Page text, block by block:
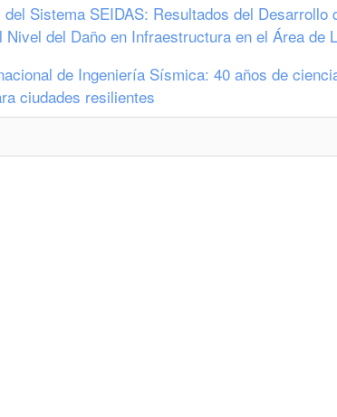
Sistema SEIDAS: Resultados del Desarrollo
del Daño en Infraestructura en el Área de
de Ingeniería Sísmica: 40 años de
ciudades resilientes